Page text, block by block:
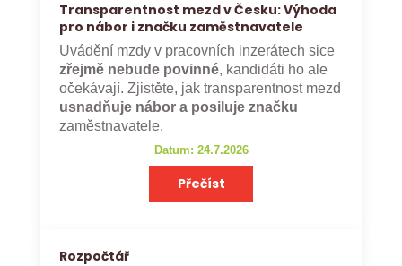
Transparentnost mezd v Česku: Výhoda
pro nábor i značku zaměstnavatele
Uvádění mzdy v pracovních inzerátech sice
zřejmě nebude povinné, kandidáti ho ale
očekávají. Zjistěte, jak transparentnost mezd
usnadňuje nábor a posiluje značku
zaměstnavatele.
Datum: 24.7.2026
Přečíst
Rozpočtář